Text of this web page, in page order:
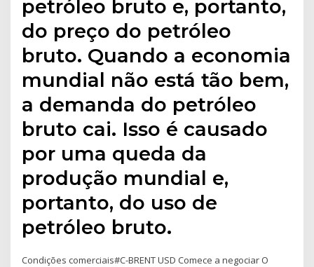
petróleo bruto e, portanto,
do preço do petróleo
bruto. Quando a economia
mundial não está tão bem,
a demanda do petróleo
bruto cai. Isso é causado
por uma queda da
produção mundial e,
portanto, do uso de
petróleo bruto.
Condições comerciais#C-BRENT USD Comece a negociar O